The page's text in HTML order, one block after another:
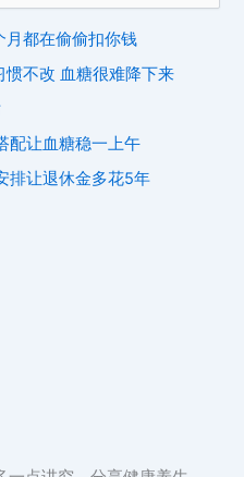
月都在偷偷扣你钱
惯不改 血糖很难降下来
配让血糖稳一上午
排让退休金多花5年